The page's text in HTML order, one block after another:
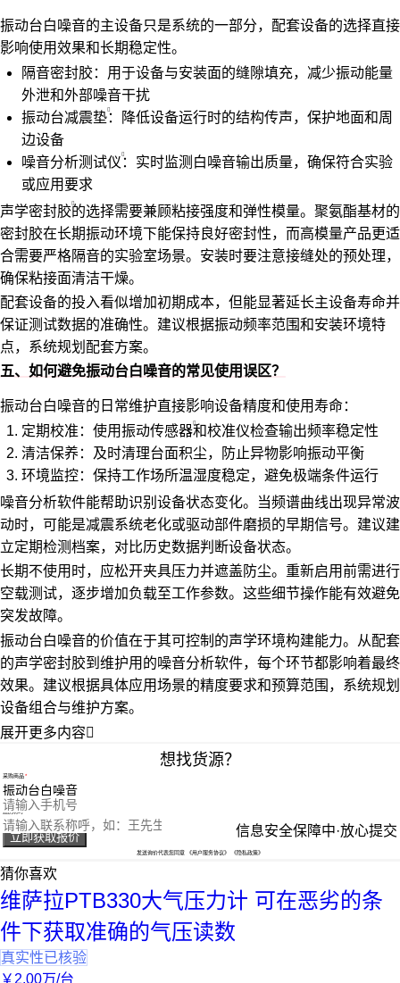
振动台白噪音的主设备只是系统的一部分，配套设备的选择直接
影响使用效果和长期稳定性。
隔音密封胶：用于设备与安装面的缝隙填充，减少振动能量
外泄和外部噪音干扰
振动台减震垫：降低设备运行时的结构传声，保护地面和周
边设备
噪音分析测试仪 ：实时监测白噪音输出质量，确保符合实验
或应用要求
声学密封胶的选择需要兼顾粘接强度和弹性模量。聚氨酯基材的
密封胶在长期振动环境下能保持良好密封性，而高模量产品更适
合需要严格隔音的实验室场景。安装时要注意接缝处的预处理，
确保粘接面清洁干燥。
配套设备的投入看似增加初期成本，但能显著延长主设备寿命并
保证测试数据的准确性。建议根据振动频率范围和安装环境特
点，系统规划配套方案。
五、如何避免振动台白噪音的常见使用误区？
振动台白噪音的日常维护直接影响设备精度和使用寿命：
定期校准：使用振动传感器和校准仪检查输出频率稳定性
清洁保养：及时清理台面积尘，防止异物影响振动平衡
环境监控：保持工作场所温湿度稳定，避免极端条件运行
噪音分析软件能帮助识别设备状态变化。当频谱曲线出现异常波
动时，可能是减震系统老化或驱动部件磨损的早期信号。建议建
立定期检测档案，对比历史数据判断设备状态。
长期不使用时，应松开夹具压力并遮盖防尘。重新启用前需进行
空载测试，逐步增加负载至工作参数。这些细节操作能有效避免
突发故障。
振动台白噪音的价值在于其可控制的声学环境构建能力。从配套
的声学密封胶到维护用的噪音分析软件，每个环节都影响着最终
效果。建议根据具体应用场景的精度要求和预算范围，系统规划
设备组合与维护方案。
展开更多内容
想找货源？
采购商品
您的电话
您的称呼
立即获取报价 信息安全保障中·放心提交
发送询价代表您同意 《用户服务协议》 《隐私政策》
猜你喜欢
维萨拉PTB330大气压力计 可在恶劣的条
件下获取准确的气压读数
真实性已核验
￥ 2.00万/台